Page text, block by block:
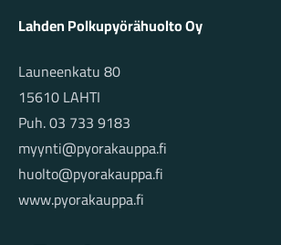
Lahden Polkupyörähuolto Oy
Launeenkatu 80
15610 LAHTI
Puh. 03 733 9183
myynti@pyorakauppa.fi
huolto@pyorakauppa.fi
www.pyorakauppa.fi